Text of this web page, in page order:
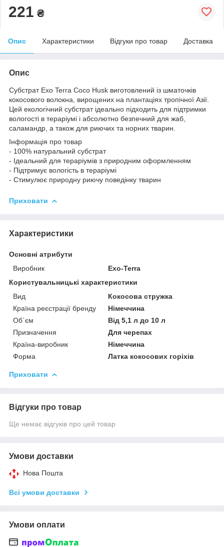
221 ₴
Опис Характеристики Відгуки про товар Доставка
Опис
Субстрат Exo Terra Coco Husk виготовлений із шматочків
кокосового волокна, вирощених на плантаціях тропічної Азії.
Цей екологічний субстрат ідеально підходить для підтримки
вологості в тераріумі і абсолютно безпечний для жаб,
саламандр, а також для риючих та норних тварин.
Інформація про товар
- 100% натуральний субстрат
- Ідеальний для тераріумів з природним оформленням
- Підтримує вологість в тераріумі
- Стимулює природну риючу поведінку тварин
Приховати
Характеристики
Основні атрибути
Виробник
Exo-Terra
Користувальницькі характеристики
Вид
Кокосова стружка
Країна реєстрації бренду
Німеччина
Об`єм
Від 5,1 л до 10 л
Призначення
Для черепах
Країна-виробник
Німеччина
Форма
Латка кокосових горіхів
Приховати
Відгуки про товар
Ще немає відгуків про цей товар
Умови доставки
Нова Пошта
Всі умови доставки
Умови оплати